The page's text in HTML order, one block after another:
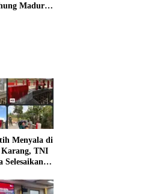
Madura
Menyala di
Karang, TNI
Selesaikan